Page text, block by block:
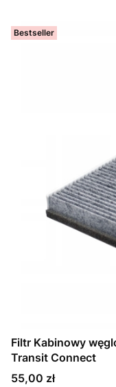
Bestseller
Filtr Kabinowy
Transit Connect
Cena
55,00 zł